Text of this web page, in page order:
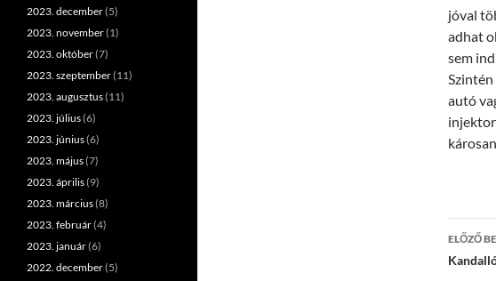
jóval
adhat
sem
autó
ELŐZŐ
2023. december(5)
2023. november(1)
2023. október(7)
2023. szeptember(11)
2023. augusztus(11)
2023. július(6)
2023. június(6)
2023. május(7)
2023. április(9)
2023. március(8)
2023. február(4)
2023. január(6)
2022. december(5)